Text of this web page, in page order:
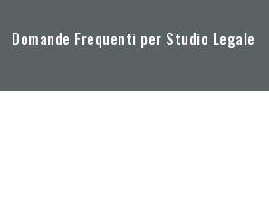
Domande Frequenti per Studio Legale